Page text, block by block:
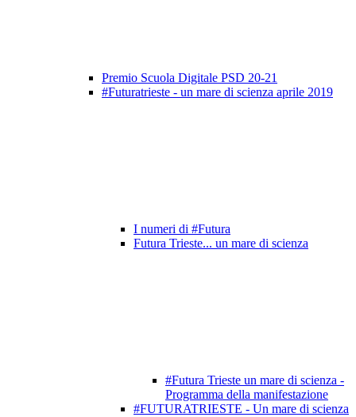
Premio Scuola Digitale PSD 20-21
#Futuratrieste - un mare di scienza aprile 2019
I numeri di #Futura
Futura Trieste... un mare di scienza
#Futura Trieste un mare di scienza -
Programma della manifestazione
#FUTURATRIESTE - Un mare di scienza